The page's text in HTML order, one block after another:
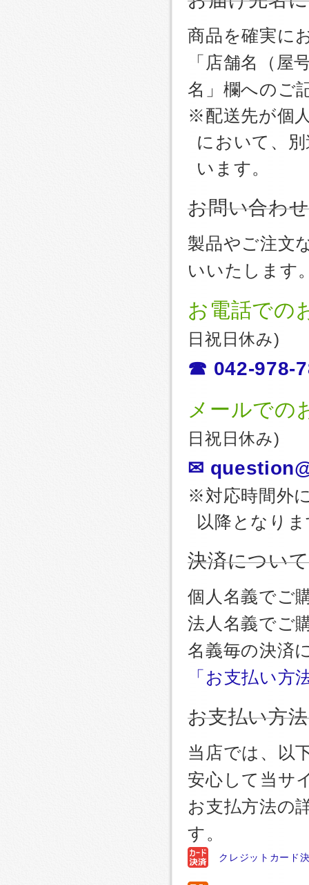
商品を確実に
「店舗名（屋
名」欄へのご
※配送先が個
において、
います。
お問い合わせ
製品やご注文
いいたします
お電話での
日祝日休み)
☎ 042-978-
メールでの
日祝日休み)
✉
※対応時間外
以降となり
決済について
個人名義でご
法人名義でご
名義毎の決済
「お支払い方
お支払い方
当店では、以
安心して当サ
お支払方法の
す。
クレジットカード